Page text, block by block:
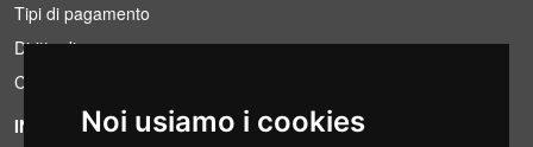
Noi usiamo i cookies
Tipi di pagamento
Diritto di recesso
Condizioni IVA
INFORMAZIONI